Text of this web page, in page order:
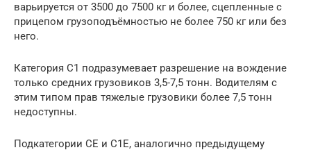
варьируется от 3500 до 7500 кг и более, сцепленные с
прицепом грузоподъёмностью не более 750 кг или без
него.
Категория С1 подразумевает разрешение на вождение
только средних грузовиков 3,5-7,5 тонн. Водителям с
этим типом прав тяжелые грузовики более 7,5 тонн
недоступны.
Подкатегории СЕ и С1Е, аналогично предыдущему